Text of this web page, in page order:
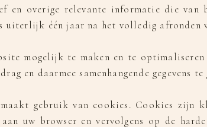
en overige relevante informatie die
uiterlijk één jaar na het volledig afronden
mogelijk te maken en te
en daarmee samenhangende
gebruik van cookies. Cookies zijn
aan uw browser en vervolgens op de